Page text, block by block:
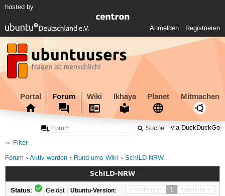
hosted by
Anmelden Registrieren
Portal Forum Wiki Ikhaya Planet Mitmachen
via DuckDuckGo
Filter
Forum
Aktiv werden Rund ums Wiki SchILD-NRW
SchILD-NRW
« Vorherige 1 Nächste »
Status: Gelöst | Ubuntu-Version: